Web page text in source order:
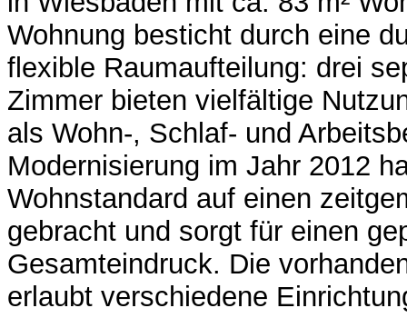
Wohnung besticht durch eine
flexible Raumaufteilung: drei
Zimmer bieten vielfältige
als Wohn-, Schlaf- und
Modernisierung im Jahr 2012
Wohnstandard auf einen
gebracht und sorgt für einen
Gesamteindruck. Die
erlaubt verschiedene